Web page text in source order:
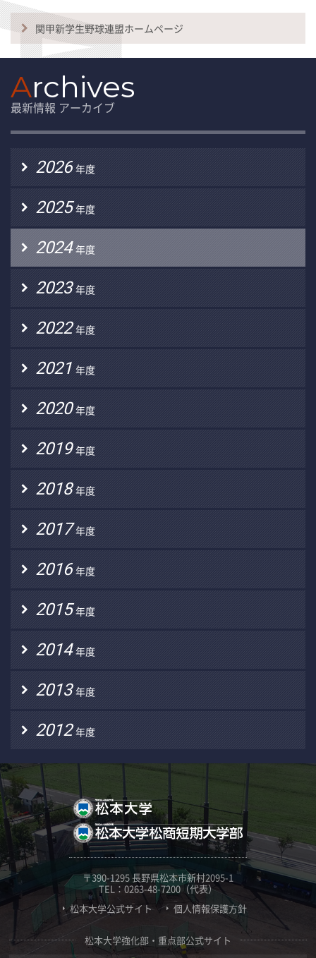
関甲新学生野球連盟ホームページ
Archives
最新情報 アーカイブ
2026 年度
2025 年度
2024 年度
2023 年度
2022 年度
2021 年度
2020 年度
2019 年度
2018 年度
2017 年度
2016 年度
2015 年度
2014 年度
2013 年度
2012 年度
〒390-1295 長野県松本市新村2095-1
TEL：0263-48-7200（代表）
松本大学公式サイト
個人情報保護方針
松本大学強化部・重点部公式サイト